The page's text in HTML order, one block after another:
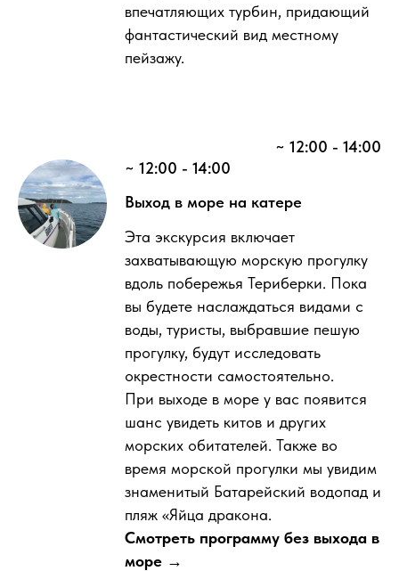
впечатляющих турбин, придающий
фантастический вид местному
пейзажу.
~ 12:00 - 14:00
~ 12:00 - 14:00
Выход в море на катере
Эта экскурсия включает
захватывающую морскую прогулку
вдоль побережья Териберки. Пока
вы будете наслаждаться видами с
воды, туристы, выбравшие пешую
прогулку, будут исследовать
окрестности самостоятельно.
При выходе в море у вас появится
шанс увидеть китов и других
морских обитателей. Также во
время морской прогулки мы увидим
знаменитый Батарейский водопад и
пляж «Яйца дракона.
Смотреть программу без выхода в
море →